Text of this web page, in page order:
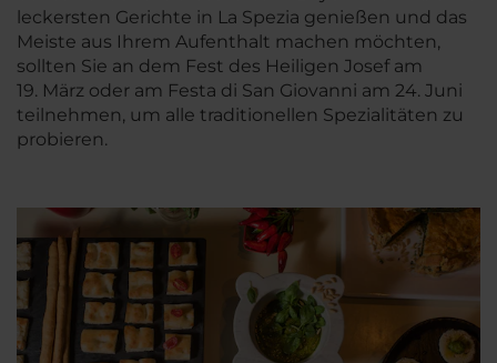
leckersten Gerichte in La Spezia genießen und das
Meiste aus Ihrem Aufenthalt machen möchten,
sollten Sie an dem Fest des Heiligen Josef am
19. März oder am Festa di San Giovanni am 24. Juni
teilnehmen, um alle traditionellen Spezialitäten zu
probieren.